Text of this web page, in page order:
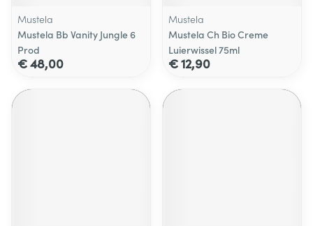
Mustela
Mustela Bb Vanity Jungle 6
Prod
€ 48,00
Mustela
Mustela Ch Bio Creme
Luierwissel 75ml
€ 12,90